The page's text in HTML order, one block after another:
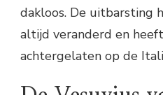
dakloos. De uitbarsting
altijd veranderd en
achtergelaten op de